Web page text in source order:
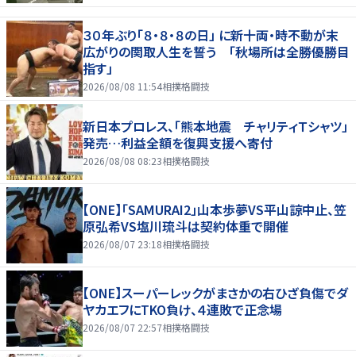
３０年ぶり「８・８・８の日」 に新十両・時不動が末
広がりの関取人生を誓う 「秋場所は全勝優勝目
指す」
2026/08/08 11:54相撲格闘技
新日本プロレス、「熊本地震 チャリティＴシャツ」
発売…利益全額を復興支援へ寄付
2026/08/08 08:23相撲格闘技
【ONE】「SAMURAI2」山本歩夢VS平山諒中止、笠
原弘希VS塩川琉斗は契約体重で開催
2026/08/07 23:18相撲格闘技
【ONE】スーパーレックがまさかの右ひざ負傷でダ
ヤカエフにTKO負け、４連敗で正念場
2026/08/07 22:57相撲格闘技